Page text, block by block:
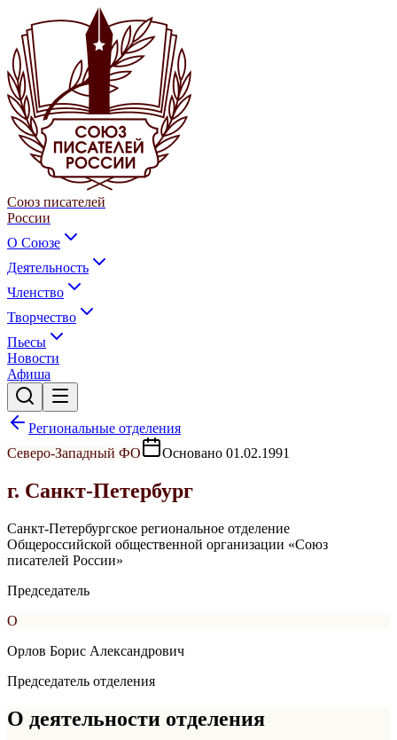
Союз писателей
России
О Союзе
Деятельность
Членство
Творчество
Пьесы
Новости
Афиша
Региональные отделения
Северо-Западный ФО Основано 01.02.1991
г. Санкт-Петербург
Санкт-Петербургское региональное отделение
Общероссийской общественной организации «Союз
писателей России»
Председатель
О
Орлов Борис Александрович
Председатель отделения
О деятельности отделения